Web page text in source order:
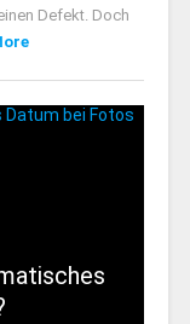
Defekt. Doch